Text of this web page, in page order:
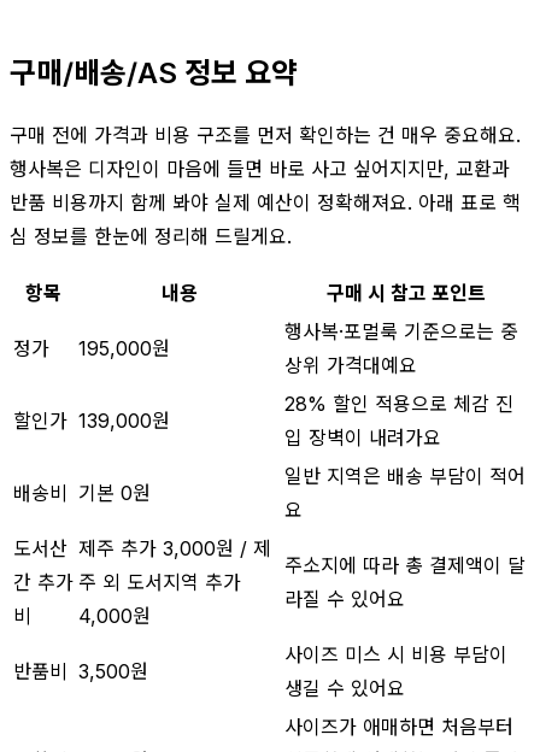
구매/배송/AS 정보 요약
구매 전에 가격과 비용 구조를 먼저 확인하는 건 매우 중요해요.
행사복은 디자인이 마음에 들면 바로 사고 싶어지지만, 교환과
반품 비용까지 함께 봐야 실제 예산이 정확해져요. 아래 표로 핵
심 정보를 한눈에 정리해 드릴게요.
항목 내용 구매 시 참고 포인트
정가 195,000원
행사복·포멀룩 기준으로는 중
상위 가격대예요
할인가 139,000원
28% 할인 적용으로 체감 진
입 장벽이 내려가요
배송비 기본 0원
일반 지역은 배송 부담이 적어
요
도서산
간 추가
비
제주 추가 3,000원 / 제
주 외 도서지역 추가
4,000원
주소지에 따라 총 결제액이 달
라질 수 있어요
반품비 3,500원
사이즈 미스 시 비용 부담이
생길 수 있어요
사이즈가 애매하면 처음부터